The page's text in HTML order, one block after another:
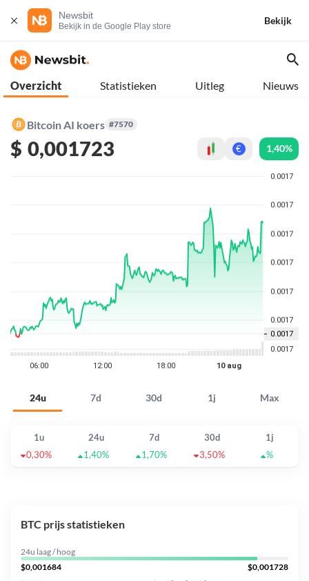
Newsbit
Bekijk in de Google Play store
Bekijk
Overzicht Statistieken Uitleg Nieuws
Bitcoin AI koers #7570
$ 0,001723 € 1,40%
24u 7d 30d 1j Max
1u 24u 7d 30d
1j
0,30%
1,40% 1,70% 3,50% %
BTC prijs statistieken
24u laag / hoog
$0,001684
$0,001728